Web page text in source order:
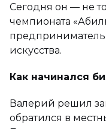
Сегодня он — не
чемпионата
искусства.
Как начинался
Валерий решил
обратился в